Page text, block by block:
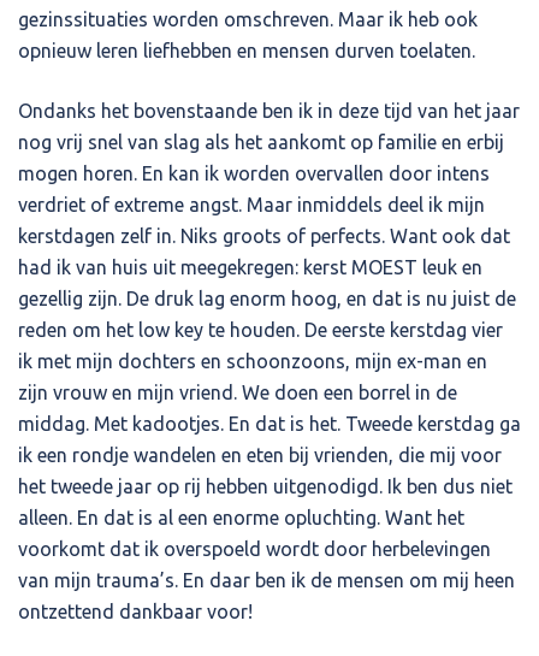
gezinssituaties worden omschreven. Maar ik heb ook
opnieuw leren liefhebben en mensen durven toelaten.
Ondanks het bovenstaande ben ik in deze tijd van het jaar
nog vrij snel van slag als het aankomt op familie en erbij
mogen horen. En kan ik worden overvallen door intens
verdriet of extreme angst. Maar inmiddels deel ik mijn
kerstdagen zelf in. Niks groots of perfects. Want ook dat
had ik van huis uit meegekregen: kerst MOEST leuk en
gezellig zijn. De druk lag enorm hoog, en dat is nu juist de
reden om het low key te houden. De eerste kerstdag vier
ik met mijn dochters en schoonzoons, mijn ex-man en
zijn vrouw en mijn vriend. We doen een borrel in de
middag. Met kadootjes. En dat is het. Tweede kerstdag ga
ik een rondje wandelen en eten bij vrienden, die mij voor
het tweede jaar op rij hebben uitgenodigd. Ik ben dus niet
alleen. En dat is al een enorme opluchting. Want het
voorkomt dat ik overspoeld wordt door herbelevingen
van mijn trauma’s. En daar ben ik de mensen om mij heen
ontzettend dankbaar voor!